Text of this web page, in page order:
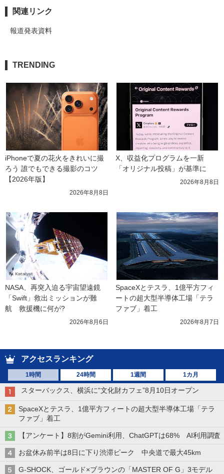
関連リンク
報道発表資料
TRENDING
iPhoneで夏の花火をきれいに撮
ろう 誰でもできる撮影のコツ
【2026年版】
2026年8月8日
X、収益化プログラムを一新
「オリジナル投稿」が基準に
2026年8月8日
NASA、再突入迫る宇宙望遠鏡
「Swift」救出ミッションが難
航　救援機に何が?
2026年8月6日
SpaceXとテスラ、1億平方フィ
ートの超大型半導体工場「テラ
ファブ」着工
2026年8月7日
アクセスランキング
1時間 24時間 1週間 1カ月
スターバックス、横浜に“文化財カフェ”8月10日オープン
SpaceXとテスラ、1億平方フィートの超大型半導体工場「テラ
ファブ」着工
【アンケート】8割がGemini利用、ChatGPTは68% AI利用調査
お盆休み前半は8日に下り渋滞ピーク 中央道で最大45km
G-SHOCK、ゴールド×ブラウンの「MASTER OF G」3モデル